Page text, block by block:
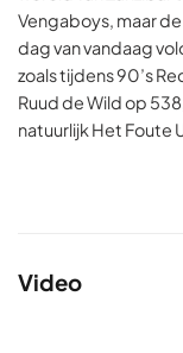
Vengaboys, maar
dag van vandaag
zoals tijdens 90’s
Ruud de Wild op
natuurlijk Het Foute
Video